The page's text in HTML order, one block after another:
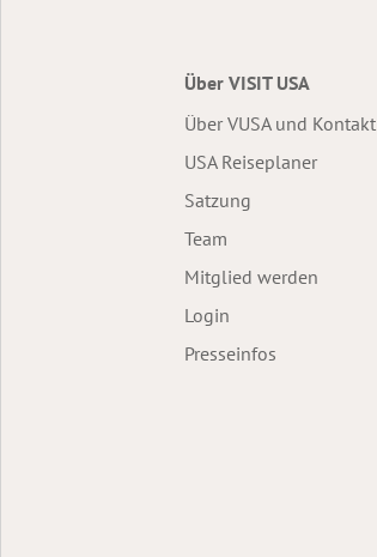
Über VISIT USA
Über VUSA und Kontakt
USA Reiseplaner
Satzung
Team
Mitglied werden
Login
Presseinfos